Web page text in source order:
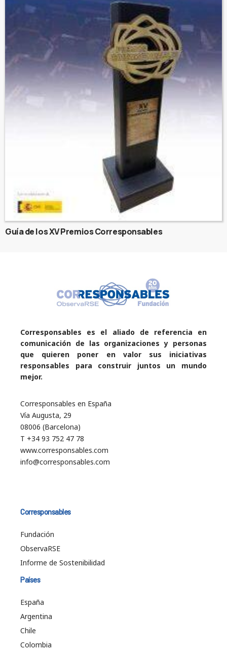
Guía de los XV Premios Corresponsables
Corresponsables es el aliado de referencia en
comunicación de las organizaciones y personas
que quieren poner en valor sus iniciativas
responsables para construir juntos un mundo
mejor.
Corresponsables en España
Vía Augusta, 29
08006 (Barcelona)
T +34 93 752 47 78
www.corresponsables.com
info@corresponsables.com
Corresponsables
Fundación
ObservaRSE
Informe de Sostenibilidad
Países
España
Argentina
Chile
Colombia